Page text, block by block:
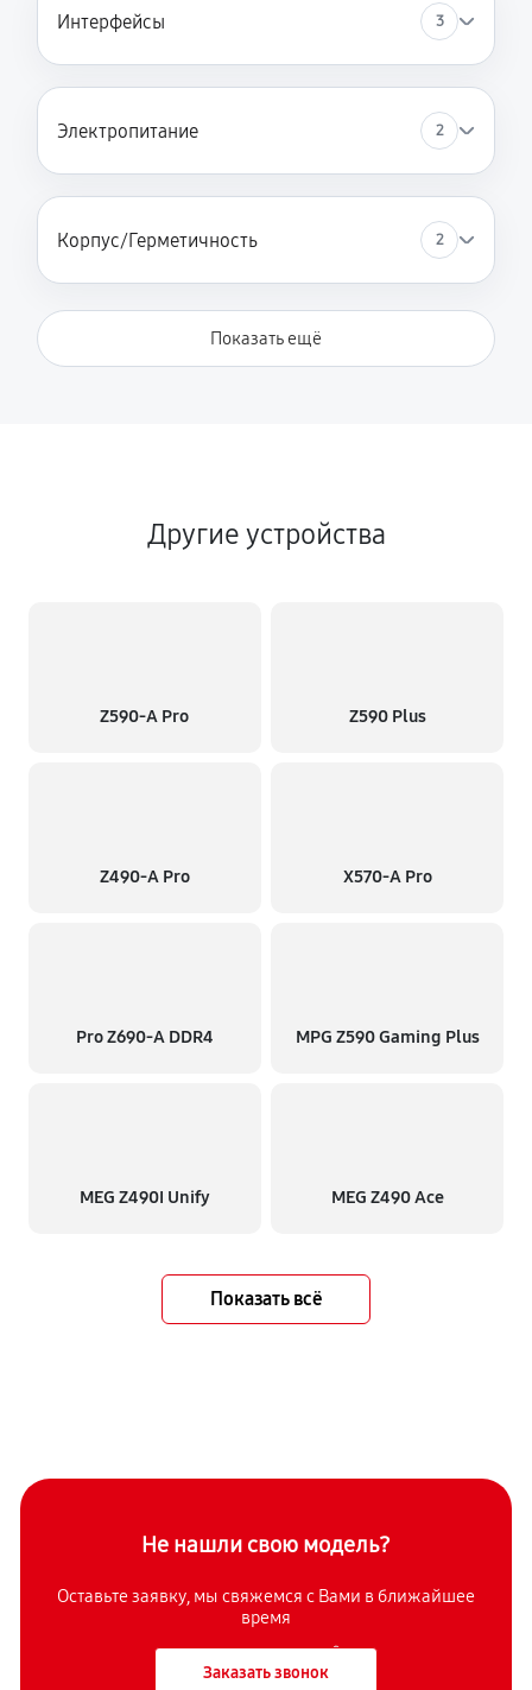
Интерфейсы 3
Электропитание 2
Корпус/Герметичность 2
Показать ещё
Другие устройства
Z590-A Pro Z590 Plus
Z490-A Pro X570-A Pro
Pro Z690-A DDR4 MPG Z590 Gaming Plus
MEG Z490I Unify MEG Z490 Ace
Показать всё
Не нашли свою модель?
Оставьте заявку, мы свяжемся с Вами в ближайшее
время
Заказать звонок